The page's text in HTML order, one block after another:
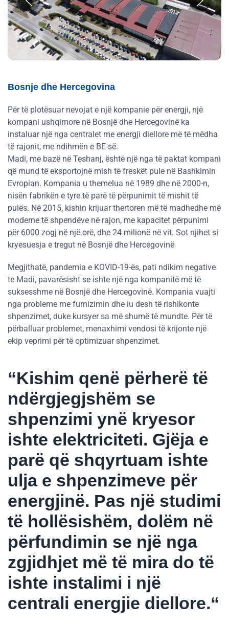
Bosnje dhe Hercegovina
Për të plotësuar nevojat e një kompanie për energji, një
kompani ushqimore në Bosnjë dhe Hercegovinë ka
instaluar një nga centralet me energji diellore më të mëdha
të rajonit, me ndihmën e BE-së.
Madi, me bazë në Teshanj, është një nga të paktat kompani
që mund të eksportojnë mish të freskët pule në Bashkimin
Evropian. Kompania u themelua në 1989 dhe në 2000-n,
nisën fabrikën e tyre të parë të përpunimit të mishit të
pulës. Në 2015, kishin krijuar thertoren më të madhedhe më
moderne të shpendëve në rajon, me kapacitet përpunimi
për 6000 zogj në një orë, dhe 24 milionë në vit. Sot njihet si
kryesuesja e tregut në Bosnjë dhe Hercegovinë
Megjithatë, pandemia e KOVID-19-ës, pati ndikim negative
te Madi, pavarësisht se ishte një nga kompanitë më të
suksesshme në Bosnjë dhe Hercegovinë. Kompania vuajti
nga probleme me furnizimin dhe iu desh të rishikonte
shpenzimet, duke kursyer sa më shumë të mundte. Për të
përballuar problemet, menaxhimi vendosi të krijonte një
ekip veprimi për të optimizuar shpenzimet.
“Kishim qenë përherë të
ndërgjegjshëm se
shpenzimi ynë kryesor
ishte elektriciteti. Gjëja e
parë që shqyrtuam ishte
ulja e shpenzimeve për
energjinë. Pas një studimi
të hollësishëm, dolëm në
përfundimin se një nga
zgjidhjet më të mira do të
ishte instalimi i një
centrali energjie diellore.“